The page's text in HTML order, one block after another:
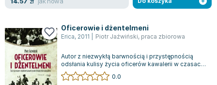
Oficerowie i dżentelmeni
Erica, 2011 Piotr Jaźwiński, praca zbiorowa
Autor z niezwykłą barwnością i przystępnością
odsłania kulisy życia oficerów kawalerii w czasach
II Rzeczpospolitej. Czytelnik moż...
0.0